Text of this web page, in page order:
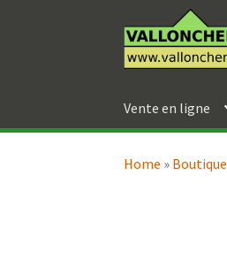
à
la
au
contenu
Vente en ligne
Home » Boutique